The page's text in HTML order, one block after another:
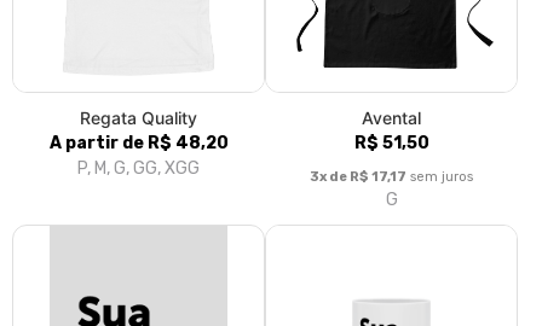
Regata Quality
A partir de R$ 48,20
P, M, G, GG, XGG
Avental
R$ 51,50
3x de R$ 17,17 sem juros
G